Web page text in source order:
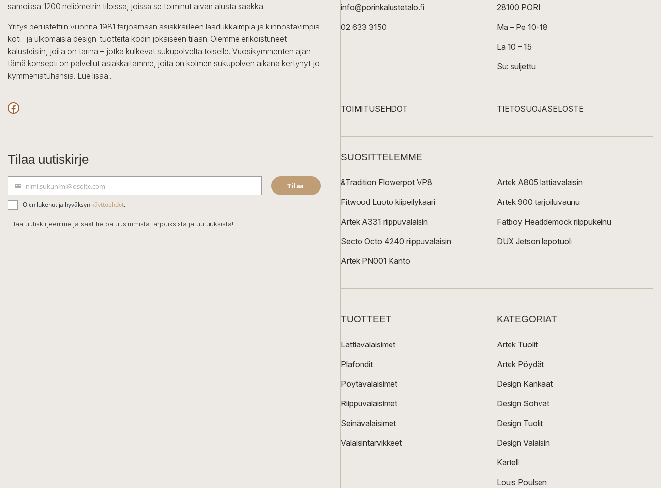
samoissa 1200 neliömetrin tiloissa, joissa se toiminut aivan alusta saakka.
Yritys perustettiin vuonna 1981 tarjoamaan asiakkailleen laadukkaimpia ja kiinnostavimpia
koti- ja ulkomaisia design-tuotteita kodin jokaiseen tilaan. Olemme erikoistuneet
kalusteisiin, joilla on tarina – jotka kulkevat sukupolvelta toiselle. Vuosikymmenten ajan
tämä konsepti on palvellut asiakkaitamme, joita on kolmen sukupolven aikana kertynyt jo
kymmeniätuhansia. Lue lisää...
Facebook
Tilaa uutiskirje
ä
h
k
nimi.sukunimi@osoite.com Tilaa
Olen lukenut ja hyväksyn käyttöehdot.
Tilaa uutiskirjeemme ja saat tietoa uusimmista tarjouksista ja uutuuksista!
info@porinkalustetalo.fi
02 633 3150
28100 PORI
Ma – Pe 10-18
La 10 – 15
Su: suljettu
TOIMITUSEHDOT TIETOSUOJASELOSTE
SUOSITTELEMME
&Tradition Flowerpot VP8
Fitwood Luoto kiipeilykaari
Artek A331 riippuvalaisin
Secto Octo 4240 riippuvalaisin
Artek PN001 Kanto
Artek A805 lattiavalaisin
Artek 900 tarjoiluvaunu
Fatboy Headdemock riippukeinu
DUX Jetson lepotuoli
TUOTTEET
Lattiavalaisimet
Plafondit
Pöytävalaisimet
Riippuvalaisimet
Seinävalaisimet
Valaisintarvikkeet
KATEGORIAT
Artek Tuolit
Artek Pöydät
Design Kankaat
Design Sohvat
Design Tuolit
Design Valaisin
Kartell
Louis Poulsen